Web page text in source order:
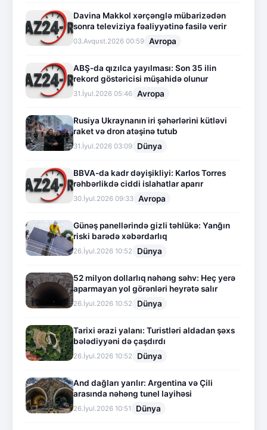
Davina Makkol xərçənglə mübarizədən
sonra televiziya fəaliyyətinə fasilə verir
03.Avqust.2026 00:59 Avropa
ABŞ-da qızılca yayılması: Son 35 ilin
rekord göstəricisi müşahidə olunur
31.İyul.2026 05:46 Avropa
Rusiya Ukraynanın iri şəhərlərini kütləvi
raket və dron atəşinə tutub
31.İyul.2026 03:09 Dünya
BBVA-da kadr dəyişikliyi: Karlos Torres
rəhbərlikdə ciddi islahatlar aparır
30.İyul.2026 09:33 Avropa
Günəş panellərində gizli təhlükə: Yanğın
riski barədə xəbərdarlıq
26.İyul.2026 10:52 Dünya
52 milyon dollarlıq nəhəng səhv: Heç yerə
aparmayan yol görənləri heyrətə salır
26.İyul.2026 10:52 Dünya
Tarixi ərazi yalanı: Turistləri aldadan şəxs
bələdiyyəni də çaşdırdı
26.İyul.2026 10:52 Dünya
And dağları yarılır: Argentina və Çili
arasında nəhəng tunel layihəsi
26.İyul.2026 10:51 Dünya